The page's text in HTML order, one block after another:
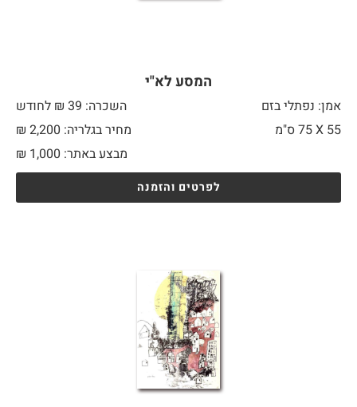
המסע לא"י
אמן: נפתלי בזם
השכרה: 39 ₪ לחודש
55 X
מחיר בגלריה: 2,200 ₪
מבצע באתר:
₪ 1,000
לפרטים והזמנה